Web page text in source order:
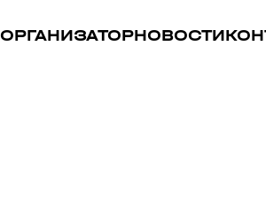
ОРГАНИЗАТОРНОВОСТИ